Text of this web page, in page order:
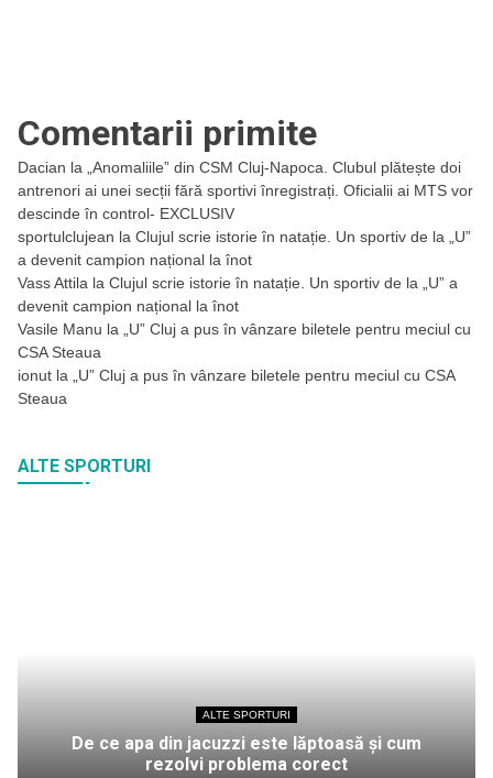
Comentarii primite
Dacian la
„Anomaliile” din CSM Cluj-Napoca. Clubul plătește doi
antrenori ai unei secții fără sportivi înregistrați. Oficialii ai MTS vor
descinde în control- EXCLUSIV
sportulclujean la Clujul scrie istorie în natație. Un sportiv de la „U”
a devenit campion național la înot
Vass Attila la Clujul scrie istorie în natație. Un sportiv de la „U” a
devenit campion național la înot
Vasile Manu la
„U” Cluj a pus în vânzare biletele pentru meciul cu
CSA Steaua
ionut la
„U” Cluj a pus în vânzare biletele pentru meciul cu CSA
Steaua
ALTE SPORTURI
ALTE SPORTURI
De ce apa din jacuzzi este lăptoasă și cum
rezolvi problema corect